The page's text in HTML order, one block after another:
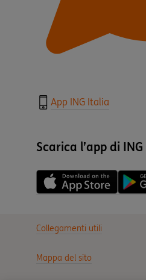
App ING Italia
Scarica l’app di
Collegamenti utili
Mappa del sito